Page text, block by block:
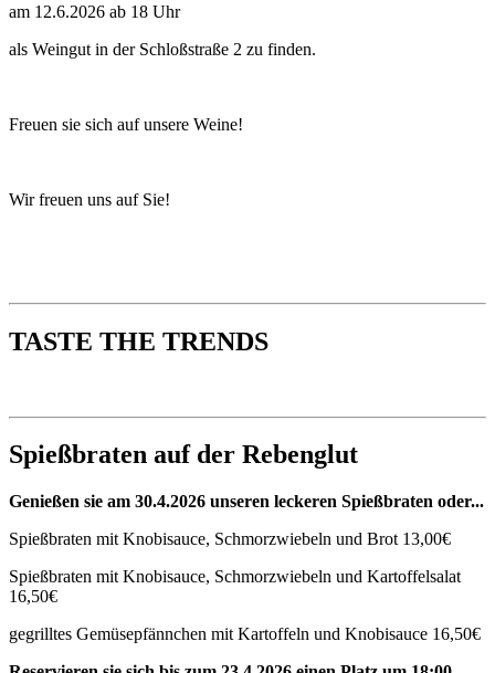
am 12.6.2026 ab 18 Uhr
als Weingut in der Schloßstraße 2 zu finden.
Freuen sie sich auf unsere Weine!
Wir freuen uns auf Sie!
TASTE THE TRENDS
Spießbraten auf der Rebenglut
Genießen sie am 30.4.2026 unseren leckeren Spießbraten oder...
Spießbraten mit Knobisauce, Schmorzwiebeln und Brot 13,00€
Spießbraten mit Knobisauce, Schmorzwiebeln und Kartoffelsalat
16,50€
gegrilltes Gemüsepfännchen mit Kartoffeln und Knobisauce 16,50€